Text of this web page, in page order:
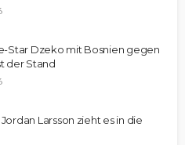
Star Dzeko mit Bosnien gegen
der Stand
Larsson zieht es in die